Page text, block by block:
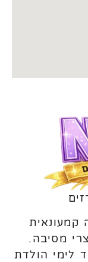
קמעונאית
מסיבה.
לימי הולדת